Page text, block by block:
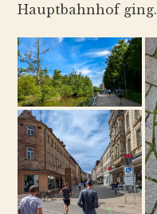
Hauptbahnhof ging.